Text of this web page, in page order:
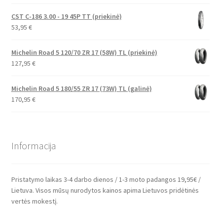
CST C-186 3.00 - 19 45P TT (priekinė)
53,95 €
Michelin Road 5 120/70 ZR 17 (58W) TL (priekinė)
127,95 €
Michelin Road 5 180/55 ZR 17 (73W) TL (galinė)
170,95 €
Informacija
Pristatymo laikas 3-4 darbo dienos / 1-3 moto padangos 19,95€ /
Lietuva. Visos mūsų nurodytos kainos apima Lietuvos pridėtinės
vertės mokestį.